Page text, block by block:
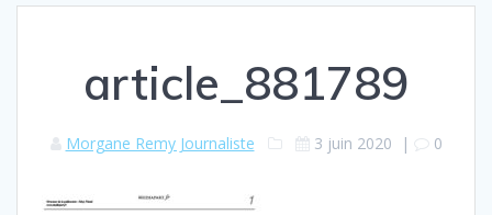
article_881789
Morgane Remy Journaliste 3 juin 2020 | 0